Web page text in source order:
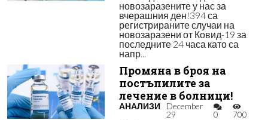
новозаразените у нас за
вчерашния ден!394 са
регистрираните случаи на
новозаразени от Ковид-19 за
последните 24 часа като са
напр...
Промяна в броя на
постъпилите за
лечение в болници!
АНАЛИЗИ
December
29
0 700